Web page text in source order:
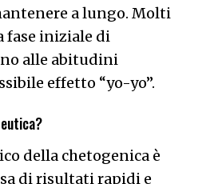
a lungo. Molti
fase iniziale di
alle abitudini
effetto “yo-yo”.
della chetogenica è
di risultati rapidi e